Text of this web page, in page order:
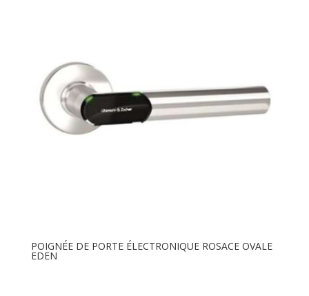
POIGNÉE DE PORTE ÉLECTRONIQUE ROSACE OVALE
EDEN